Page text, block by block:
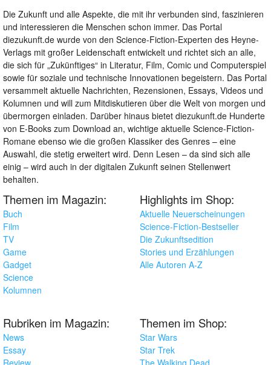
Die Zukunft und alle Aspekte, die mit ihr verbunden sind, faszinieren
und interessieren die Menschen schon immer. Das Portal
diezukunft.de wurde von den Science-Fiction-Experten des Heyne-
Verlags mit großer Leidenschaft entwickelt und richtet sich an alle,
die sich für „Zukünftiges“ in Literatur, Film, Comic und Computerspiel
sowie für soziale und technische Innovationen begeistern. Das Portal
versammelt aktuelle Nachrichten, Rezensionen, Essays, Videos und
Kolumnen und will zum Mitdiskutieren über die Welt von morgen und
übermorgen einladen. Darüber hinaus bietet diezukunft.de Hunderte
von E-Books zum Download an, wichtige aktuelle Science-Fiction-
Romane ebenso wie die großen Klassiker des Genres – eine
Auswahl, die stetig erweitert wird. Denn Lesen – da sind sich alle
einig – wird auch in der digitalen Zukunft seinen Stellenwert
behalten.
Themen im Magazin:
Buch
Film
TV
Game
Gadget
Science
Kolumnen
Highlights im Shop:
Aktuelle Neuerscheinungen
Science-Fiction-Bestseller
Die Zukunftsedition
Stories und Erzählungen
Alle Autoren A-Z
Rubriken im Magazin:
News
Essay
Themen im Shop:
Star Wars
Star Trek